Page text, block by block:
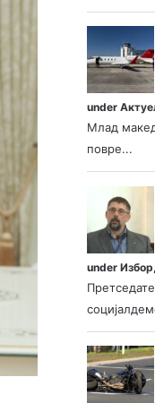
under
Млад
повре...
underИзбор